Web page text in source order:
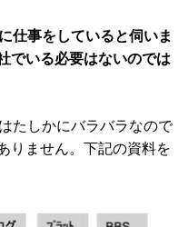
仕事をしていると伺いま
でいる必要はないのでは
たしかにバラバラなので
りません。下記の資料を